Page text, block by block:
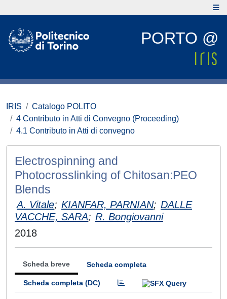
PORTO @
IRIS
Catalogo POLITO
4 Contributo in Atti di Convegno (Proceeding)
4.1 Contributo in Atti di convegno
Electrospinning and
Photocrosslinking of Chitosan:PEO
Blends
A. Vitale; KIANFAR, PARNIAN; DALLE
VACCHE, SARA; R. Bongiovanni
2018
Scheda breve Scheda completa
Scheda completa (DC)